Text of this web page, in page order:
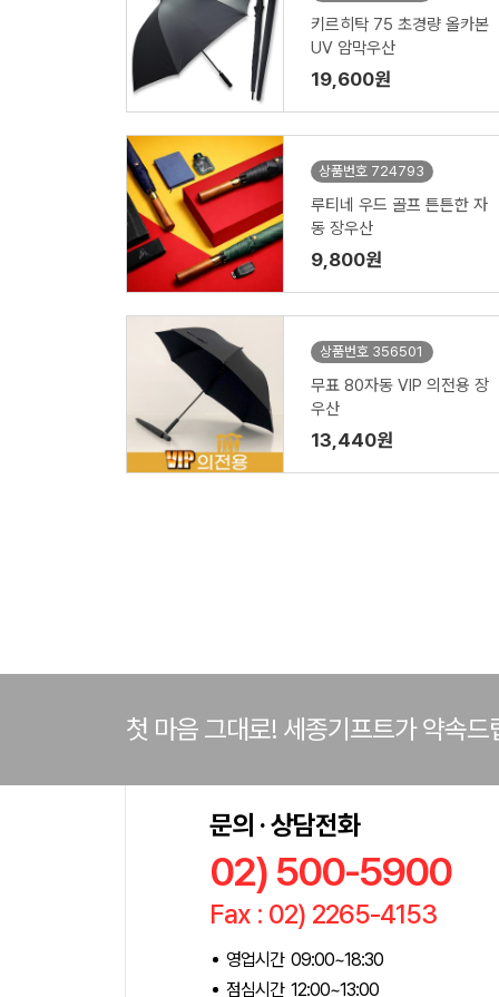
키르히탁 75 초경량 올카본
UV 암막우산
19,600원
상품번호 724793
루티네 우드 골프 튼튼한 자
동 장우산
9,800원
상품번호 356501
무표 80자동 VIP 의전용 장
우산
13,440원
첫 마음 그대로! 세종기프트가 약속드
문의 · 상담전화
02) 500-5900
Fax : 02) 2265-4153
영업시간 09:00~18:30
점심시간 12:00~13:00